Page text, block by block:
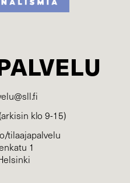
klo 9-15)
tilaajapalvelu
1